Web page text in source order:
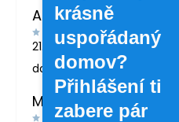
Andrea Žáčková
21.5.2026
doporučuji
MARTINA LONDINOVÁ
krásně
uspořádaný
domov?
Přihlášení ti
zabere pár